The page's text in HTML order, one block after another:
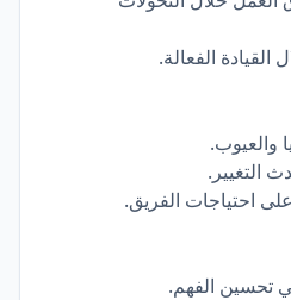
الفعالة.
والعيوب.
التغيير.
على احتياجات الفريق.
تحسين الفهم.